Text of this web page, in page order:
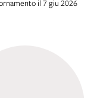
il 7 giu 2026